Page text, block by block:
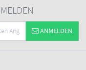
ANMELDEN